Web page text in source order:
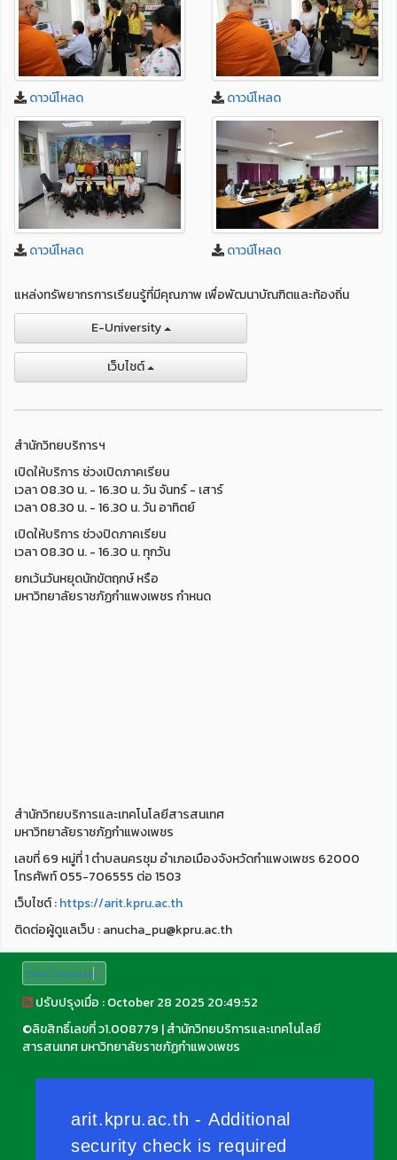
ดาวน์โหลด ดาวน์โหลด
ดาวน์โหลด ดาวน์โหลด
แหล่งทรัพยากรการเรียนรู้ที่มีคุณภาพ เพื่อพัฒนาบัณฑิตและท้องถิ่น
E-University
เว็บไชต์
สำนักวิทยบริการฯ
เปิดให้บริการ ช่วงเปิดภาคเรียน
เวลา 08.30 น. - 16.30 น. วัน จันทร์ - เสาร์
เวลา 08.30 น. - 16.30 น. วัน อาทิตย์
เปิดให้บริการ ช่วงปิดภาคเรียน
เวลา 08.30 น. - 16.30 น. ทุกวัน
ยกเว้นวันหยุดนักขัตฤกษ์ หรือ
มหาวิทยาลัยราชภัฏกำแพงเพชร กำหนด
สำนักวิทยบริการและเทคโนโลยีสารสนเทศ
มหาวิทยาลัยราชภัฏกำแพงเพชร
เลขที่ 69 หมู่ที่ 1 ตำบลนครชุม อำเภอเมืองจังหวัดกำแพงเพชร 62000
โทรศัพท์ 055-706555 ต่อ 1503
เว็บไชต์ :https://arit.kpru.ac.th
ติดต่อผู้ดูแลเว็บ : anucha_pu@kpru.ac.th
Select Language ▼
ปรับปรุงเมื่อ : October 28 2025 20:49:52
©ลิขสิทธิ์เลขที่ ว1.008779 |สำนักวิทยบริการและเทคโนโลยี
สารสนเทศ มหาวิทยาลัยราชภัฏกำแพงเพชร